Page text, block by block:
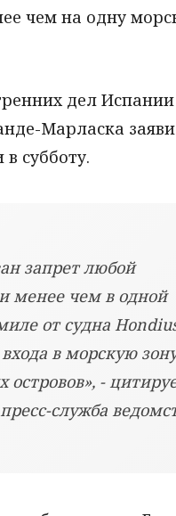
чем на одну
дел Испании
Марласка
субботу.
запрет любой
менее чем в одной
от судна
входа в морскую
островов», -
служба